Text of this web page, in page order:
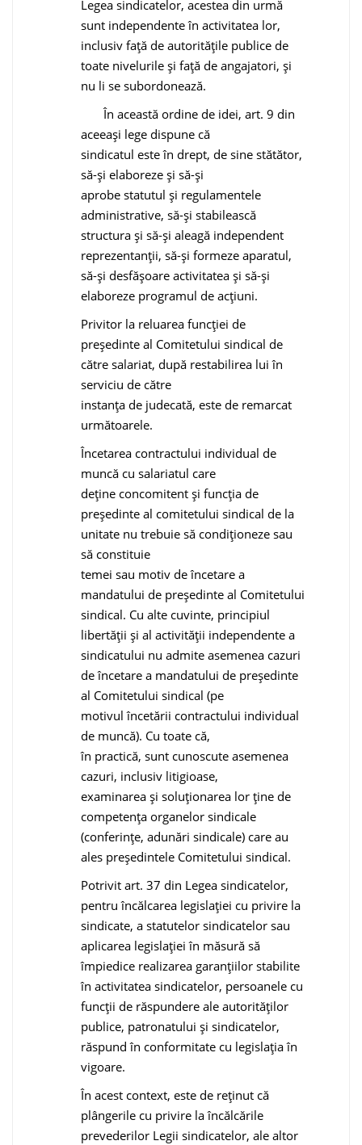
Legea sindicatelor, acestea din urmă
sunt independente în activitatea lor,
inclusiv faţă de autorităţile publice de
toate nivelurile şi faţă de angajatori, şi
nu li se subordonează.
În această ordine de idei, art. 9 din
aceeaşi lege dispune că
sindicatul este în drept, de sine stătător,
să-şi elaboreze şi să-şi
aprobe statutul şi regulamentele
administrative, să-şi stabilească
structura şi să-şi aleagă independent
reprezentanţii, să-şi formeze aparatul,
să-şi desfăşoare activitatea şi să-şi
elaboreze programul de acţiuni.
Privitor la reluarea funcţiei de
preşedinte al Comitetului sindical de
către salariat, după restabilirea lui în
serviciu de către
instanţa de judecată, este de remarcat
următoarele.
Încetarea contractului individual de
muncă cu salariatul care
deţine concomitent şi funcţia de
preşedinte al comitetului sindical de la
unitate nu trebuie să condiţioneze sau
să constituie
temei sau motiv de încetare a
mandatului de preşedinte al Comitetului
sindical. Cu alte cuvinte, principiul
libertăţii şi al activităţii independente a
sindicatului nu admite asemenea cazuri
de încetare a mandatului de preşedinte
al Comitetului sindical (pe
motivul încetării contractului individual
de muncă). Cu toate că,
în practică, sunt cunoscute asemenea
cazuri, inclusiv litigioase,
examinarea şi soluţionarea lor ţine de
competenţa organelor sindicale
(conferinţe, adunări sindicale) care au
ales preşedintele Comitetului sindical.
Potrivit art. 37 din Legea sindicatelor,
pentru încălcarea legislaţiei cu privire la
sindicate, a statutelor sindicatelor sau
aplicarea legislaţiei în măsură să
împiedice realizarea garanţiilor stabilite
în activitatea sindicatelor, persoanele cu
funcţii de răspundere ale autorităţilor
publice, patronatului şi sindicatelor,
răspund în conformitate cu legislaţia în
vigoare.
În acest context, este de reţinut că
plângerile cu privire la încălcările
prevederilor Legii sindicatelor, ale altor